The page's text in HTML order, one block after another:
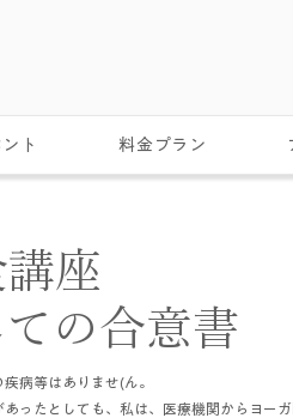
ト 料金プラン
座
の合意書
疾病等はありませ(ん。
ったとしても、私は、医療機関からヨー